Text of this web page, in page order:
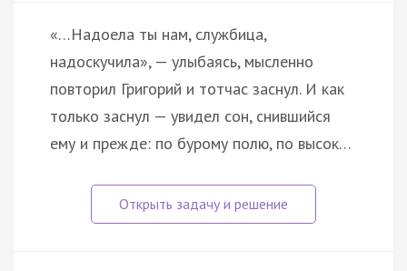
«…Надоела ты нам, службица,
надоскучила», — улыбаясь, мысленно
повторил Григорий и тотчас заснул. И как
только заснул — увидел сон, снившийся
ему и прежде: по бурому полю, по высок…